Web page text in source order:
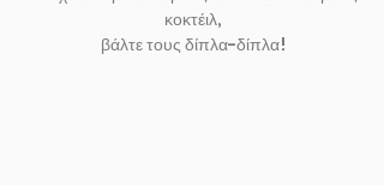
κοκτέιλ,
βάλτε τους δίπλα-δίπλα!